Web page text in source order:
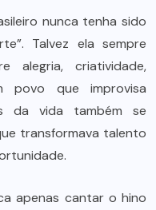
nunca tenha sido
Talvez ela sempre
criatividade,
povo que improvisa
da vida também se
transformava talento
apenas cantar o hino